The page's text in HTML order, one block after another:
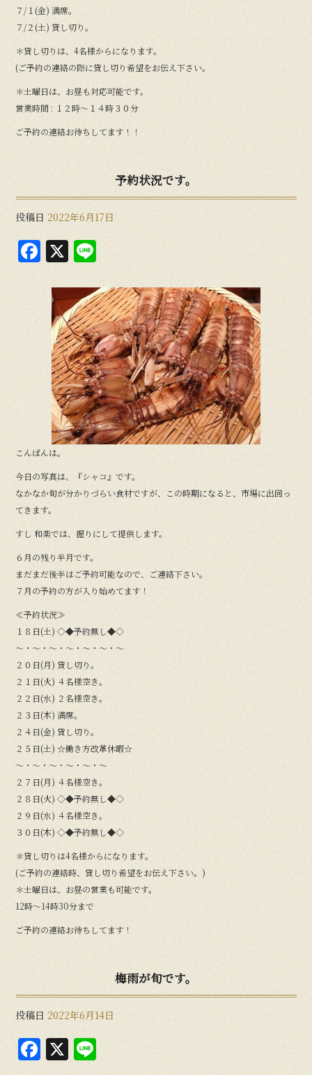
７/１(金) 満席。
７/２(土) 貸し切り。
＊貸し切りは、4名様からになります。
(ご予約の連絡の際に貸し切り希望をお伝え下さい。
＊土曜日は、お昼も対応可能です。
営業時間 : １２時〜１４時３０分
ご予約の連絡お待ちしてます！！
予約状況です。
投稿日 2022年6月17日
F
a
c
e
b
o
o
k
X
e
こんばんは。
今日の写真は、『シャコ』です。
なかなか旬が分かりづらい食材ですが、この時期になると、市場に出回っ
てきます。
すし 和楽では、握りにして提供します。
６月の残り半月です。
まだまだ後半はご予約可能なので、ご連絡下さい。
７月の予約の方が入り始めてます！
≪予約状況≫
１８日(土) ◇◆予約無し◆◇
〜・〜・〜・〜・〜・〜・〜
２０日(月) 貸し切り。
２１日(火) ４名様空き。
２２日(水) ２名様空き。
２３日(木) 満席。
２４日(金) 貸し切り。
２５日(土) ☆働き方改革休暇☆
〜・〜・〜・〜・〜・〜
２７日(月) ４名様空き。
２８日(火) ◇◆予約無し◆◇
２９日(水) ４名様空き。
３０日(木) ◇◆予約無し◆◇
＊貸し切りは4名様からになります。
(ご予約の連絡時、貸し切り希望をお伝え下さい。)
＊土曜日は、お昼の営業も可能です。
12時〜14時30分まで
ご予約の連絡お待ちしてます！
梅雨が旬です。
投稿日 2022年6月14日
F X